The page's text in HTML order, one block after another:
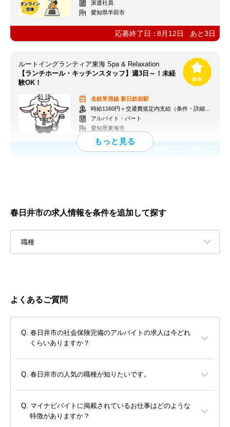
派遣社員
愛知県半田市
応募終了日：8月12日 あと3日
ルートイングランティア東海 Spa & Relaxation
【ランチホール・キッチンスタッフ】週3日～！未経
験OK！
名鉄常滑線 新日鉄前駅
時給1160円＋交通費規定内支給（条件・詳細は面接にて）
アルバイト・パート
愛知県東海市
応募終了日：
春日井市の求人情報を条件を追加して探す
職種
よくあるご質問
春日井市の社会保険完備のアルバイトの求人は今どれ
くらいありますか？
春日井市の人気の職種が知りたいです。
マイナビバイトに掲載されているお仕事はどのような
特徴がありますか？